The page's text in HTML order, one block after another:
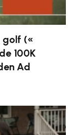
golf («
100K
Ad